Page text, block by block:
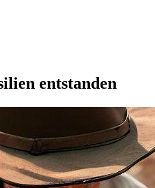
entstanden